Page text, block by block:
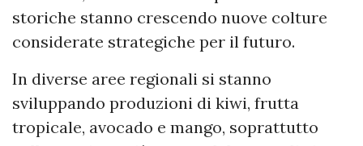
storiche stanno crescendo nuove colture
considerate strategiche per il futuro.
In diverse aree regionali si stanno
sviluppando produzioni di kiwi, frutta
tropicale, avocado e mango, soprattutto